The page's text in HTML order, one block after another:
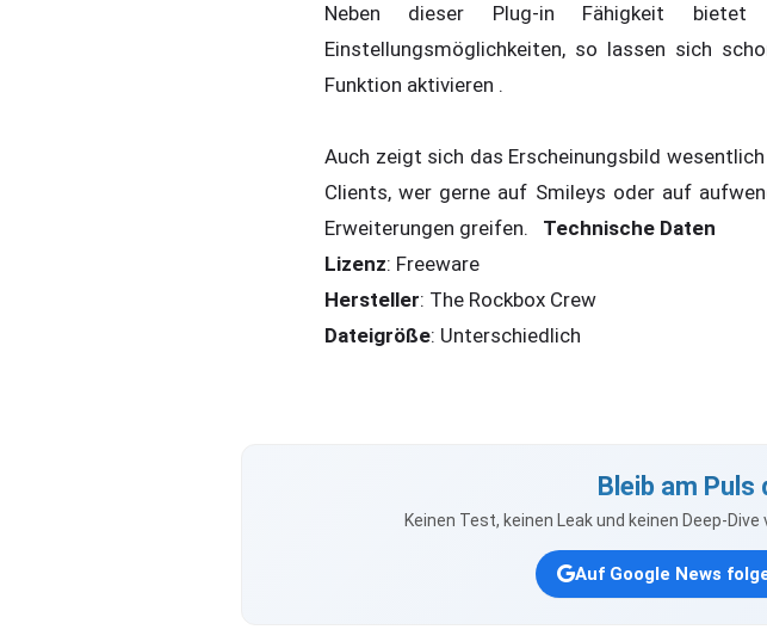
Neben dieser Plug-in Fähigkeit
Einstellungsmöglichkeiten, so lassen sich
Funktion aktivieren .
Auch zeigt sich das Erscheinungsbild
Clients, wer gerne auf Smileys oder auf
Erweiterungen greifen. Technische Daten
Lizenz: Freeware
Hersteller: The Rockbox Crew
Dateigröße: Unterschiedlich
Bleib am
Keinen Test, keinen Leak und keinen Deep-
Auf Google News